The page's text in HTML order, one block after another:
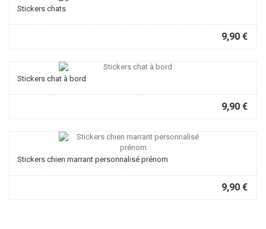
Stickers chats
9,90 €
Stickers chat à bord
9,90 €
Stickers chien marrant personnalisé prénom
9,90 €